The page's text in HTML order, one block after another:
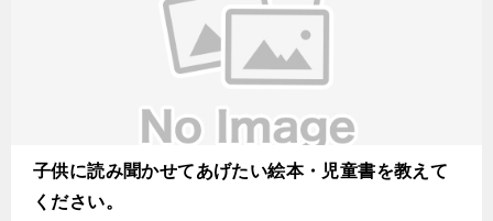
子供に読み聞かせてあげたい絵本・児童書を教えて
ください。